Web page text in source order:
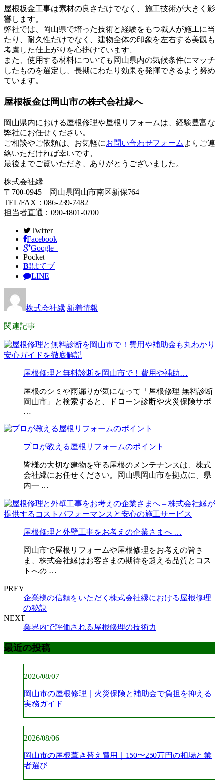
屋根板金工事は素材の良さだけでなく、施工技術が大きく影
響します。
弊社では、岡山県で培った技術と経験をもつ職人が施工に当
たり、耐久性だけでなく、建物全体の印象を左右する美観も
考慮した仕上がりを心掛けています。
また、使用する材料についても岡山県内の気候条件にマッチ
したものを選定し、長期にわたり効果を発揮できるよう努め
ています。
屋根板金は岡山市の株式会社縁へ
岡山県内における屋根修理や屋根リフォームは、経験豊富な
弊社にお任せください。
ご相談やご依頼は、お気軽にお問い合わせフォーム よりご連
絡いただければ幸いです。
最後までご覧いただき、ありがとうございました。
株式会社縁
〒700-0945 岡山県岡山市南区新保764
TEL/FAX：086-239-7482
担当者直通：090-4801-0700
Twitter
Facebook
Google+
Pocket
B!はてブ
LINE
株式会社縁 新着情報
関連記事
屋根修理と無料診断を岡山市で！費用や補助…
屋根のシミや雨漏りが気になって「屋根修理 無料診断
岡山市」と検索すると、ドローン診断や火災保険サポ
…
プロが教える屋根リフォームのポイント
皆様の大切な建物を守る屋根のメンテナンスは、株式
会社縁にお任せください。岡山県岡山市を拠点に、県
内一 …
屋根修理と外壁工事をお考えの企業さまへ …
岡山市で屋根リフォームや屋根修理をお考えの皆さ
ま、株式会社縁はお客さまの期待を超える品質とコス
トへの …
PREV
企業様の信頼をいただく株式会社縁における屋根修理
の秘訣
NEXT
業界内で評価される屋根修理の技術力
最近の投稿
2026/08/07
岡山市の屋根修理｜火災保険と補助金で負担を抑える
実務ガイド
2026/08/06
岡山市の屋根葺き替え費用｜150〜250万円の相場と業
者選び